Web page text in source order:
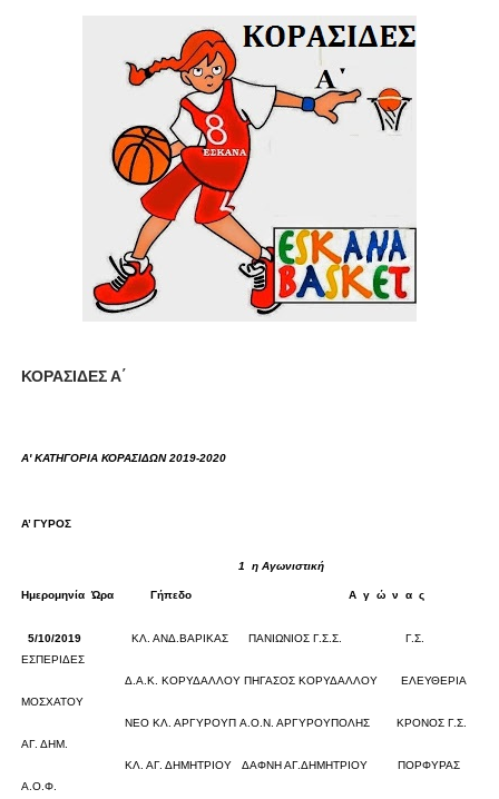
ΚΟΡΑΣΙΔΕΣ Α΄
Α' ΚΑΤΗΓΟΡΙΑ ΚΟΡΑΣΙΔΩΝ2019-2020
Α’ ΓΥΡΟΣ
1 η Αγωνιστική
Ημερομηνία Ώρα Γήπεδο Α γ ώ ν α ς
5/10/2019
ΚΛ. ΑΝΔ.ΒΑΡΙΚΑΣ ΠΑΝΙΩΝΙΟΣ Γ.Σ.Σ.
Γ.Σ.
ΕΣΠΕΡΙΔΕΣ
Δ.Α.Κ. ΚΟΡΥΔΑΛΛΟΥ ΠΗΓΑΣΟΣ ΚΟΡΥΔΑΛΛΟΥ
ΕΛΕΥΘΕΡΙΑ
ΜΟΣΧΑΤΟΥ
ΝΕΟ ΚΛ. ΑΡΓΥΡΟΥΠ Α.Ο.Ν. ΑΡΓΥΡΟΥΠΟΛΗΣ
ΚΡΟΝΟΣ Γ.Σ.
ΑΓ. ΔΗΜ.
ΚΛ. ΑΓ. ΔΗΜΗΤΡΙΟΥ
ΔΑΦΝΗ ΑΓ.ΔΗΜΗΤΡΙΟΥ
ΠΟΡΦΥΡΑΣ
Α.Ο.Φ.